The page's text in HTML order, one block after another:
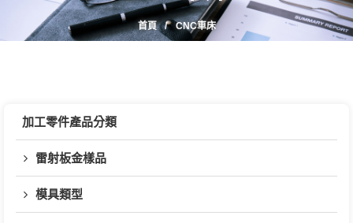
CNC車床
加工零件產品分類
雷射板金樣品
模具類型